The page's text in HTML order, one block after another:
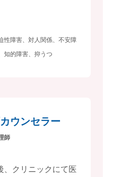
性障害、対人関係、不安障
知的障害、抑うつ
ウンセラー
師
、クリニックにて医